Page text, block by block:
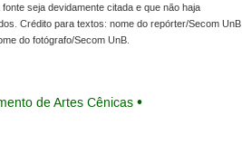
seja devidamente citada e que não haja
Crédito para textos: nome do repórter/Secom UnB
do fotógrafo/Secom UnB.
de Artes Cênicas